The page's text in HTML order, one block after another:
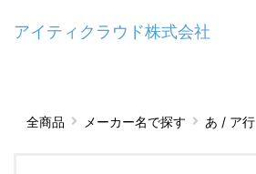
アイティクラウド株式会社
全商品 メーカー名で探す あ / ア行